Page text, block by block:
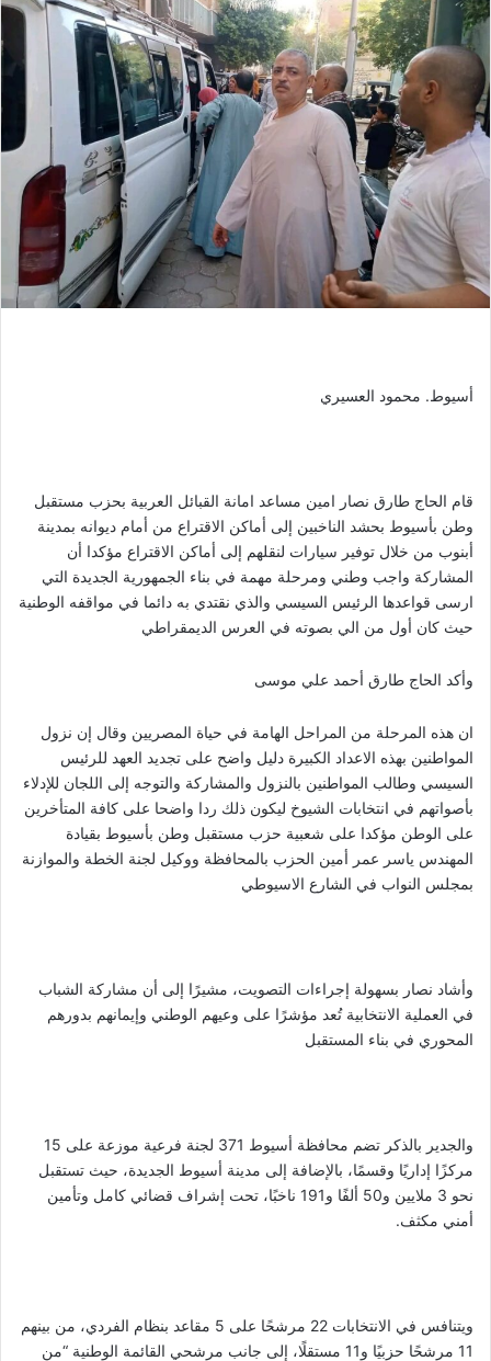
أسيوط. محمود العسيري
قام الحاج طارق نصار امين مساعد امانة القبائل العربية بحزب مستقبل
وطن بأسيوط بحشد الناخبين إلى أماكن الاقتراع من أمام ديوانه بمدينة
أبنوب من خلال توفير سيارات لنقلهم إلى أماكن الاقتراع مؤكدا أن
المشاركة واجب وطني ومرحلة مهمة في بناء الجمهورية الجديدة التي
ارسى قواعدها الرئيس السيسي والذي نقتدي به دائما في مواقفه الوطنية
حيث كان أول من الي بصوته في العرس الديمقراطي
وأكد الحاج طارق أحمد علي موسى
ان هذه المرحلة من المراحل الهامة في حياة المصريين وقال إن نزول
المواطنين بهذه الاعداد الكبيرة دليل واضح على تجديد العهد للرئيس
السيسي وطالب المواطنين بالنزول والمشاركة والتوجه إلى اللجان للإدلاء
بأصواتهم في انتخابات الشيوخ ليكون ذلك ردا واضحا على كافة المتأخرين
على الوطن مؤكدا على شعبية حزب مستقبل وطن بأسيوط بقيادة
المهندس ياسر عمر أمين الحزب بالمحافظة ووكيل لجنة الخطة والموازنة
بمجلس النواب في الشارع الاسيوطي
وأشاد نصار بسهولة إجراءات التصويت، مشيرًا إلى أن مشاركة الشباب
في العملية الانتخابية تُعد مؤشرًا على وعيهم الوطني وإيمانهم بدورهم
المحوري في بناء المستقبل
والجدير بالذكر تضم محافظة أسيوط 371 لجنة فرعية موزعة على 15
مركزًا إداريًا وقسمًا، بالإضافة إلى مدينة أسيوط الجديدة، حيث تستقبل
نحو 3 ملايين و50 ألفًا و191 ناخبًا، تحت إشراف قضائي كامل وتأمين
أمني مكثف.
ويتنافس في الانتخابات 22 مرشحًا على 5 مقاعد بنظام الفردي، من بينهم
11 مرشحًا حزبيًا و11 مستقلًا، إلى جانب مرشحي القائمة الوطنية “من